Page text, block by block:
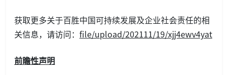
获取更多关于百胜中国可持续发展及企业社会责任的相
关信息，请访问： file/upload/202111/19/xjj4ewv4yat
前瞻性声明